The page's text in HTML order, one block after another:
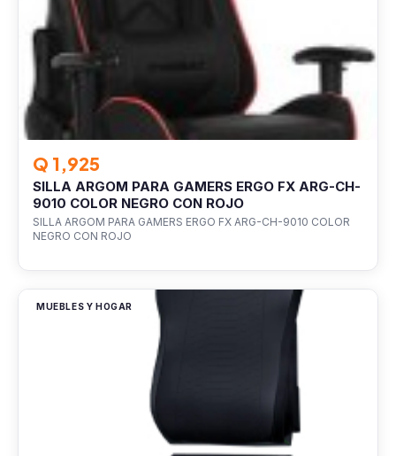
Q 1,925
SILLA ARGOM PARA GAMERS ERGO FX ARG-CH-
9010 COLOR NEGRO CON ROJO
SILLA ARGOM PARA GAMERS ERGO FX ARG-CH-9010 COLOR
NEGRO CON ROJO
MUEBLES Y HOGAR